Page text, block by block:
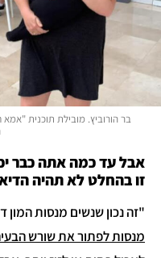
אבל עד כמה אתה כבר
זו בהחלט לא תהיה
"זה נכון שנשים מנסות
מנסות לפתור את שורש